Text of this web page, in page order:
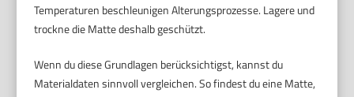
Temperaturen beschleunigen Alterungsprozesse. Lagere und
trockne die Matte deshalb geschützt.
Wenn du diese Grundlagen berücksichtigst, kannst du
Materialdaten sinnvoll vergleichen. So findest du eine Matte,